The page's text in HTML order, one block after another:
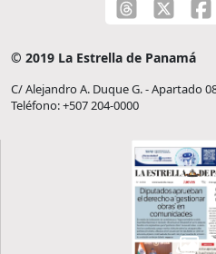
© 2019 La Estrella de Panamá
C/ Alejandro A. Duque G. - Apartado
Teléfono: +507 204-0000